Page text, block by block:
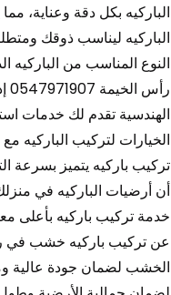
الباركيه بكل دقة وعناية،
الباركيه ليناسب ذوقك
النوع المناسب من
الهندسية تقدم لك خدمات
الخيارات لتركيب الباركيه
تركيب باركيه يتميز بسرعة
أن أرضيات الباركيه في
عن تركيب باركيه خشب في
الخشب لضمان جودة عالية